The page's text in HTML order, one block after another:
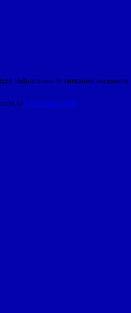
indicato con le istruzioni necessarie.
la Login Spaggiari